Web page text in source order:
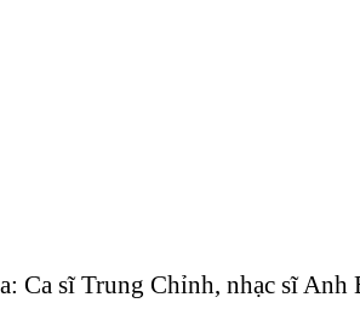
Ca sĩ Trung Chỉnh, nhạc sĩ Anh